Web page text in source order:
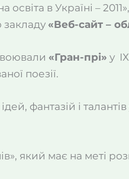
в Україні –
закладу «Веб-сайт –
«Гран-прі» у
поезії.
фантазій і
який має на меті